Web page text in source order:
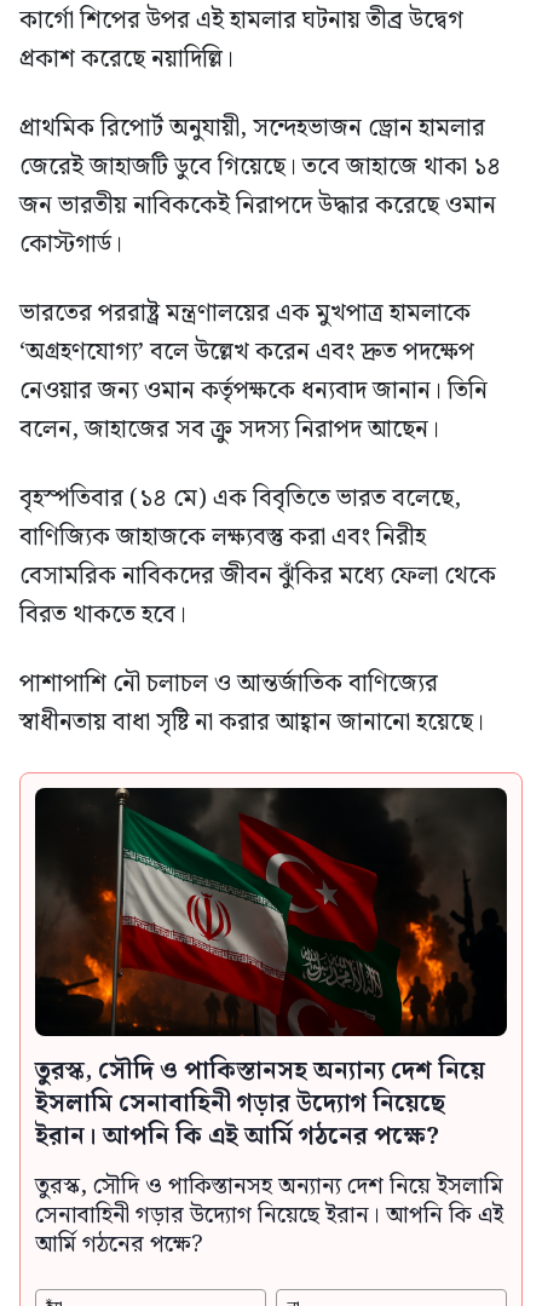
কার্গো শিপের উপর এই হামলার ঘটনায় তীব্র উদ্বেগ
প্রকাশ করেছে নয়াদিল্লি।
প্রাথমিক রিপোর্ট অনুযায়ী, সন্দেহভাজন ড্রোন হামলার
জেরেই জাহাজটি ডুবে গিয়েছে। তবে জাহাজে থাকা ১৪
জন ভারতীয় নাবিককেই নিরাপদে উদ্ধার করেছে ওমান
কোস্টগার্ড।
ভারতের পররাষ্ট্র মন্ত্রণালয়ের এক মুখপাত্র হামলাকে
‘অগ্রহণযোগ্য’ বলে উল্লেখ করেন এবং দ্রুত পদক্ষেপ
নেওয়ার জন্য ওমান কর্তৃপক্ষকে ধন্যবাদ জানান। তিনি
বলেন, জাহাজের সব ক্রু সদস্য নিরাপদ আছেন।
বৃহস্পতিবার (১৪ মে) এক বিবৃতিতে ভারত বলেছে,
বাণিজ্যিক জাহাজকে লক্ষ্যবস্তু করা এবং নিরীহ
বেসামরিক নাবিকদের জীবন ঝুঁকির মধ্যে ফেলা থেকে
বিরত থাকতে হবে।
পাশাপাশি নৌ চলাচল ও আন্তর্জাতিক বাণিজ্যের
স্বাধীনতায় বাধা সৃষ্টি না করার আহ্বান জানানো হয়েছে।
তুরস্ক, সৌদি ও পাকিস্তানসহ অন্যান্য দেশ নিয়ে
ইসলামি সেনাবাহিনী গড়ার উদ্যোগ নিয়েছে
ইরান। আপনি কি এই আর্মি গঠনের পক্ষে?
তুরস্ক, সৌদি ও পাকিস্তানসহ অন্যান্য দেশ নিয়ে ইসলামি
সেনাবাহিনী গড়ার উদ্যোগ নিয়েছে ইরান। আপনি কি এই
আর্মি গঠনের পক্ষে?